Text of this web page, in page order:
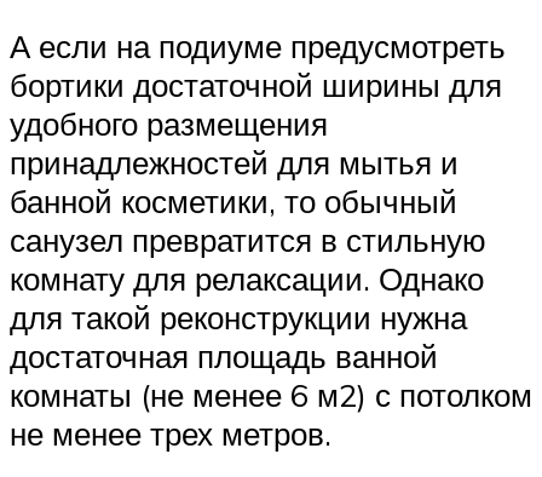
А если на подиуме предусмотреть
бортики достаточной ширины для
удобного размещения
принадлежностей для мытья и
банной косметики, то обычный
санузел превратится в стильную
комнату для релаксации. Однако
для такой реконструкции нужна
достаточная площадь ванной
комнаты (не менее 6 м2) с потолком
не менее трех метров.